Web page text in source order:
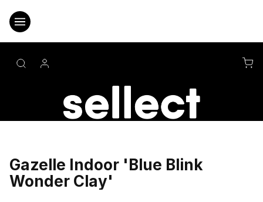
obsah
Gazelle Indoor 'Blue Blink
Wonder Clay'